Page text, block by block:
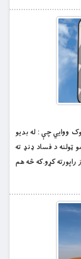
ووايي چې : له بديو
ټولنه د فساد ډنډ ته
راپورته کړو.که څه هم